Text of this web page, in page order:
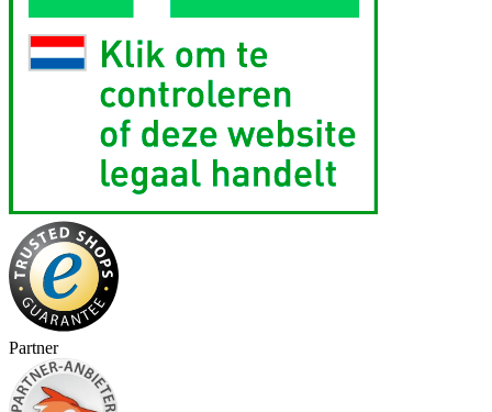
Partner